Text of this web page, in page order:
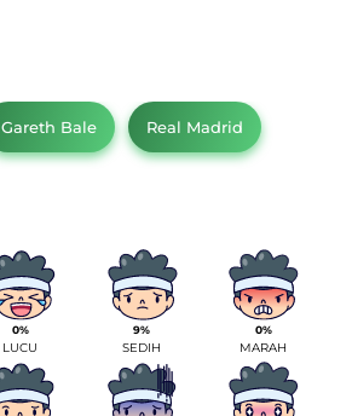
Gareth Bale Real Madrid
0%
LUCU
9%
SEDIH
0%
MARAH